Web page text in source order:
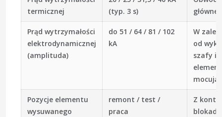
termicznej
(typ. 3 s)
główne
Prąd wytrzymałości
elektrodynamicznej
(amplituda)
do 51 / 64 / 81 / 102
kA
W
od
szafy i
Pozycje elementu
wysuwanego
remont / test /
praca
Z